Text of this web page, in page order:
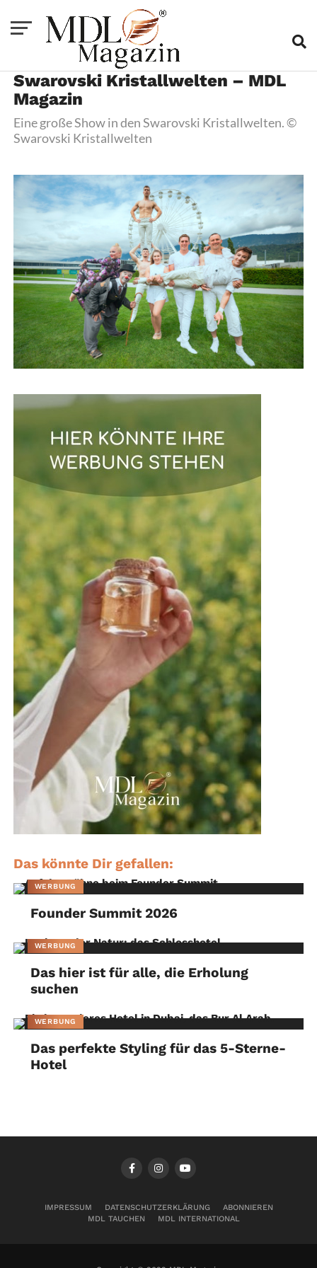
Swarovski Kristallwelten – MDL
Magazin
Eine große Show in den Swarovski Kristallwelten. ©
Swarovski Kristallwelten
Das könnte Dir gefallen:
WERBUNG
Founder Summit 2026
WERBUNG
Das hier ist für alle, die Erholung
suchen
WERBUNG
Das perfekte Styling für das 5-Sterne-
Hotel
IMPRESSUM DATENSCHUTZERKLÄRUNG
ABONNIEREN
MDL TAUCHEN
MDL INTERNATIONAL